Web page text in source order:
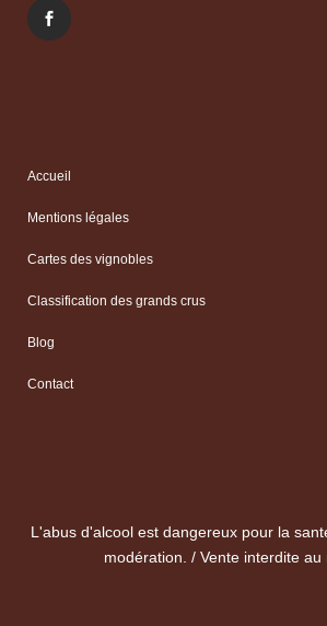
Accueil
Mentions légales
Cartes des vignobles
Classification des grands crus
Blog
Contact
L'abus d'alcool est dangereux pour la
modération. / Vente interdite au